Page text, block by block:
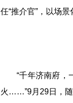
任“推介官”，以场
“千年济南府，
火……”9月29日，随